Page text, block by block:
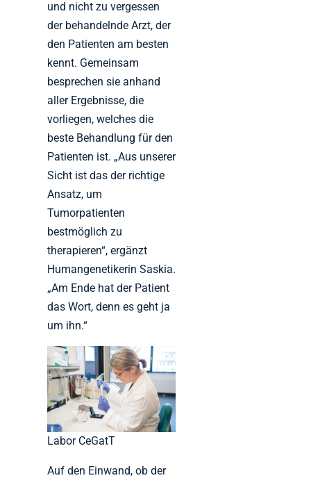
und nicht zu vergessen
der behandelnde Arzt, der
den Patienten am besten
kennt. Gemeinsam
besprechen sie anhand
aller Ergebnisse, die
vorliegen, welches die
beste Behandlung für den
Patienten ist. „Aus unserer
Sicht ist das der richtige
Ansatz, um
Tumorpatienten
bestmöglich zu
therapieren“, ergänzt
Humangenetikerin Saskia.
„Am Ende hat der Patient
das Wort, denn es geht ja
um ihn.“
Labor CeGatT
Auf den Einwand, ob der